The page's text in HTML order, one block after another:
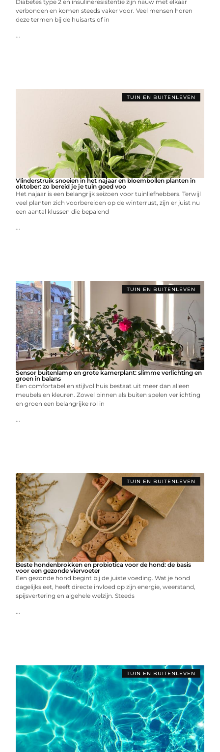
Diabetes type 2 en insulineresistentie zijn nauw met elkaar
verbonden en komen steeds vaker voor. Veel mensen horen
deze termen bij de huisarts of in
...
TUIN EN BUITENLEVEN
Vlinderstruik snoeien in het najaar en bloembollen planten in
oktober: zo bereid je je tuin goed voo
Het najaar is een belangrijk seizoen voor tuinliefhebbers. Terwijl
veel planten zich voorbereiden op de winterrust, zijn er juist nu
een aantal klussen die bepalend
...
TUIN EN BUITENLEVEN
Sensor buitenlamp en grote kamerplant: slimme verlichting en
groen in balans
Een comfortabel en stijlvol huis bestaat uit meer dan alleen
meubels en kleuren. Zowel binnen als buiten spelen verlichting
en groen een belangrijke rol in
...
TUIN EN BUITENLEVEN
Beste hondenbrokken en probiotica voor de hond: de basis
voor een gezonde viervoeter
Een gezonde hond begint bij de juiste voeding. Wat je hond
dagelijks eet, heeft directe invloed op zijn energie, weerstand,
spijsvertering en algehele welzijn. Steeds
...
TUIN EN BUITENLEVEN